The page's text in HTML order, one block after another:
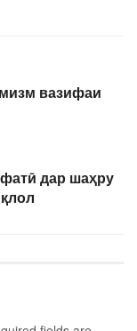
вазифаи
дар шаҳру